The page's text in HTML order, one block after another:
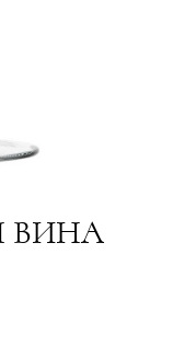
ВИНА